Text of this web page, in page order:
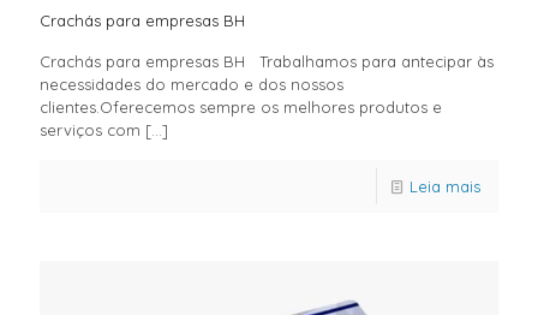
Crachás para empresas BH
Crachás para empresas BH Trabalhamos para antecipar às
necessidades do mercado e dos nossos
clientes.Oferecemos sempre os melhores produtos e
serviços com […]
Leia mais